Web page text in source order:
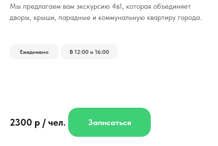
Мы предлагаем вам экскурсию 4в1, которая объединяет
дворы, крыши, парадные и коммунальную квартиру города.
2300 р / чел.
Ежедневно В 12:00 и 16:00
Записаться